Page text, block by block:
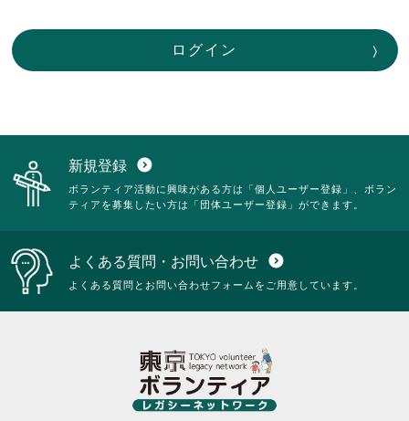
ログイン
新規登録 expand_circle_down
ボランティア活動に興味がある方は「個人ユーザー登録」、ボラン
ティアを募集したい方は「団体ユーザー登録」ができます。
よくある質問・お問い合わせ expand_circle_down
よくある質問とお問い合わせフォームをご用意しています。